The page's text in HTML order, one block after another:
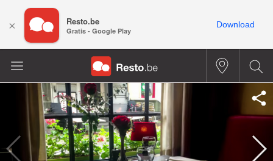
× Resto.be
Gratis - Google Play
Download